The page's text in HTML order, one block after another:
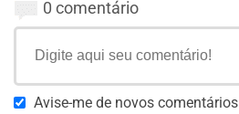
0 comentário
Avise-me de novos comentários